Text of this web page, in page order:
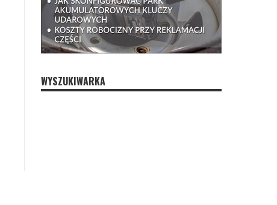
WYSZUKIWARKA